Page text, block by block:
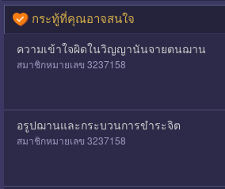
กระทู้ที่คุณอาจสนใจ
ความเข้าใจผิดในวิญญานันจายตนฌาน
สมาชิกหมายเลข 3237158
อรูปฌานและกระบวนการขำระจิต
สมาชิกหมายเลข 3237158